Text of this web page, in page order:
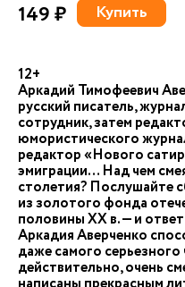
149 ₽ Купить
12+
Аркадий Тимофеевич
русский писатель,
сотрудник, затем
юмористического
редактор «Нового
эмиграции… Над чем
столетия? Послушайте
из золотого фонда
половины XX в. — и
Аркадия Аверченко
даже самого
действительно, очень